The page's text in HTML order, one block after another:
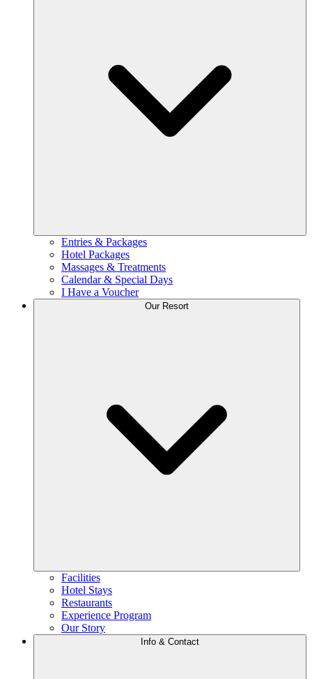
Entries & Packages
Hotel Packages
Massages & Treatments
Calendar & Special Days
I Have a Voucher
Our Resort
Facilities
Hotel Stays
Restaurants
Experience Program
Our Story
Info & Contact